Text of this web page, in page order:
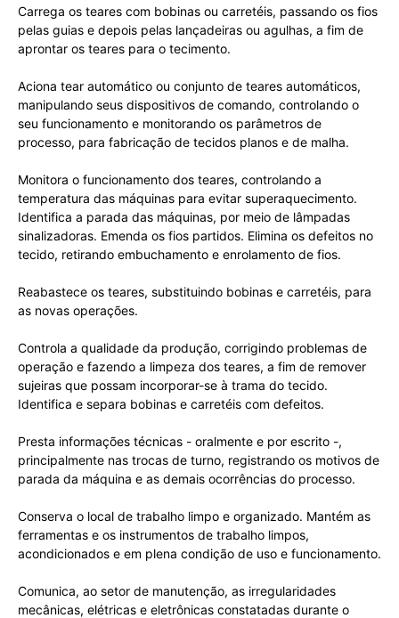
Carrega os teares com bobinas ou carretéis, passando os fios
pelas guias e depois pelas lançadeiras ou agulhas, a fim de
aprontar os teares para o tecimento.
Aciona tear automático ou conjunto de teares automáticos,
manipulando seus dispositivos de comando, controlando o
seu funcionamento e monitorando os parâmetros de
processo, para fabricação de tecidos planos e de malha.
Monitora o funcionamento dos teares, controlando a
temperatura das máquinas para evitar superaquecimento.
Identifica a parada das máquinas, por meio de lâmpadas
sinalizadoras. Emenda os fios partidos. Elimina os defeitos no
tecido, retirando embuchamento e enrolamento de fios.
Reabastece os teares, substituindo bobinas e carretéis, para
as novas operações.
Controla a qualidade da produção, corrigindo problemas de
operação e fazendo a limpeza dos teares, a fim de remover
sujeiras que possam incorporar-se à trama do tecido.
Identifica e separa bobinas e carretéis com defeitos.
Presta informações técnicas - oralmente e por escrito -,
principalmente nas trocas de turno, registrando os motivos de
parada da máquina e as demais ocorrências do processo.
Conserva o local de trabalho limpo e organizado. Mantém as
ferramentas e os instrumentos de trabalho limpos,
acondicionados e em plena condição de uso e funcionamento.
Comunica, ao setor de manutenção, as irregularidades
mecânicas, elétricas e eletrônicas constatadas durante o